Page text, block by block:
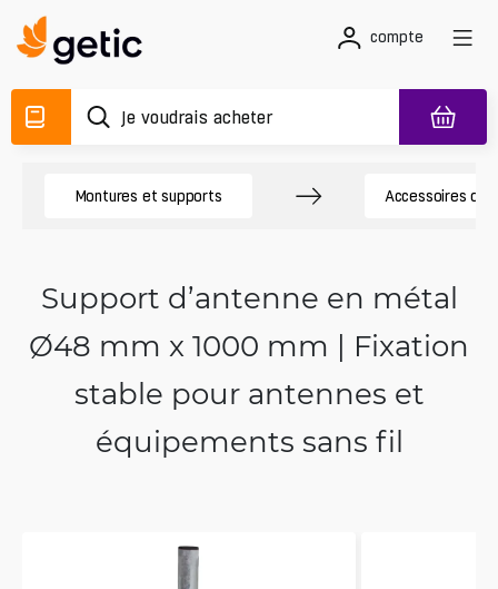
compte
Montures et supports Accessoires de
Support d’antenne en métal
Ø48 mm x 1000 mm | Fixation
stable pour antennes et
équipements sans fil